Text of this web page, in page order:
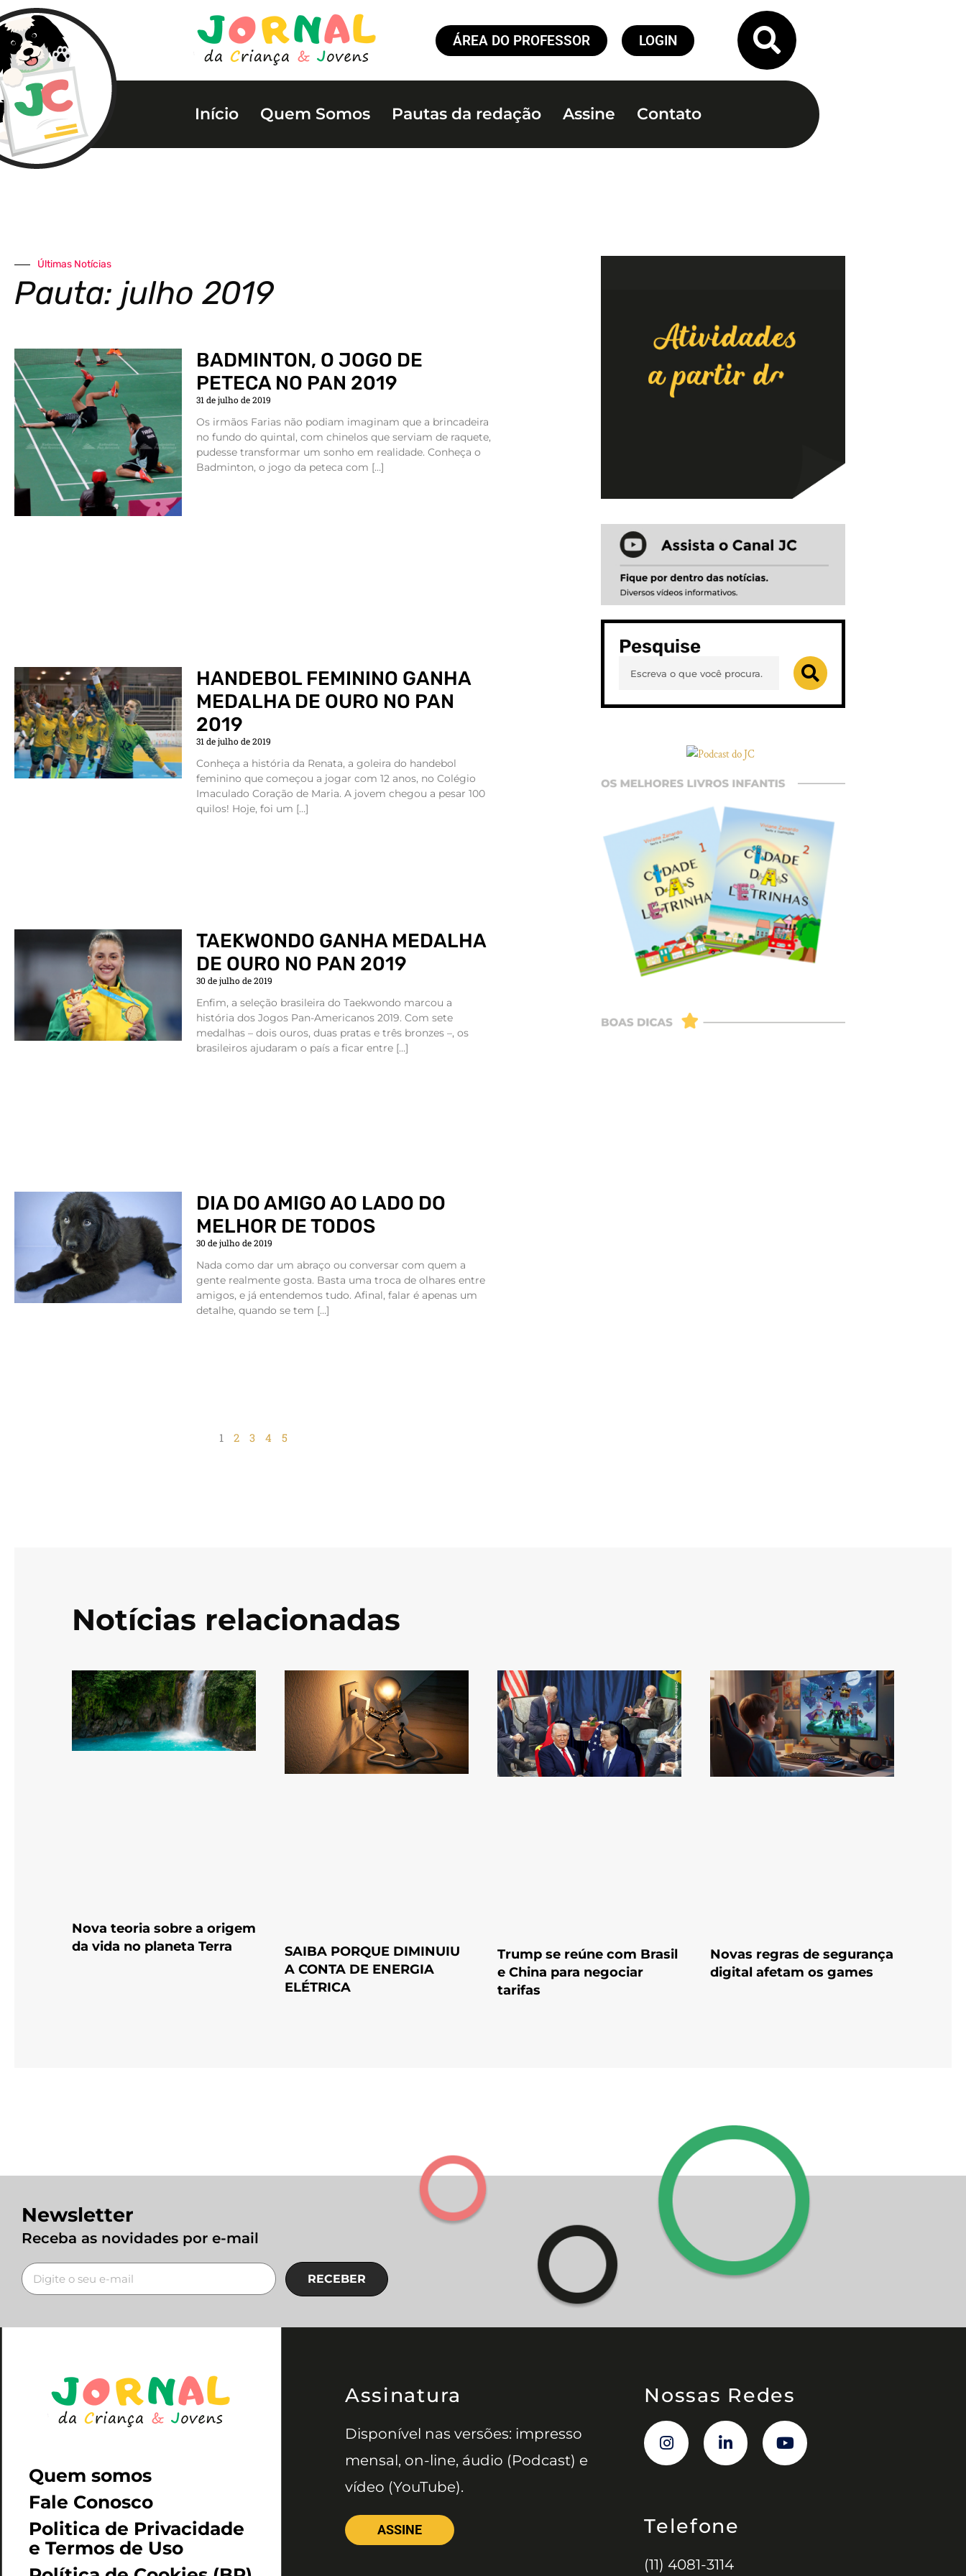
ÁREA DO PROFESSOR LOGIN
Início Quem Somos Pautas da redação Assine Contato
Últimas Notícias
Pauta: julho 2019
BADMINTON, O JOGO DE
PETECA NO PAN 2019
31 de julho de 2019
Os irmãos Farias não podiam imaginam que a brincadeira
no fundo do quintal, com chinelos que serviam de raquete,
pudesse transformar um sonho em realidade. Conheça o
Badminton, o jogo da peteca com […]
HANDEBOL FEMININO GANHA
MEDALHA DE OURO NO PAN
2019
31 de julho de 2019
Conheça a história da Renata, a goleira do handebol
feminino que começou a jogar com 12 anos, no Colégio
Imaculado Coração de Maria. A jovem chegou a pesar 100
quilos! Hoje, foi um […]
TAEKWONDO GANHA MEDALHA
DE OURO NO PAN 2019
30 de julho de 2019
Enfim, a seleção brasileira do Taekwondo marcou a
história dos Jogos Pan-Americanos 2019. Com sete
medalhas – dois ouros, duas pratas e três bronzes –, os
brasileiros ajudaram o país a ficar entre […]
DIA DO AMIGO AO LADO DO
MELHOR DE TODOS
30 de julho de 2019
Nada como dar um abraço ou conversar com quem a
gente realmente gosta. Basta uma troca de olhares entre
amigos, e já entendemos tudo. Afinal, falar é apenas um
detalhe, quando se tem […]
1 2 3 4 5
Pesquise
Notícias relacionadas
Nova teoria sobre a origem
da vida no planeta Terra
SAIBA PORQUE DIMINUIU
A CONTA DE ENERGIA
ELÉTRICA
Trump se reúne com Brasil
e China para negociar
tarifas
Novas regras de segurança
digital afetam os games
Newsletter
Receba as novidades por e-mail
RECEBER
Quem somos
Fale Conosco
Politica de Privacidade
e Termos de Uso
Assinatura
Disponível nas versões: impresso
mensal, on-line, áudio (Podcast) e
vídeo (YouTube).
ASSINE
Nossas Redes
Telefone
(11) 4081-3114